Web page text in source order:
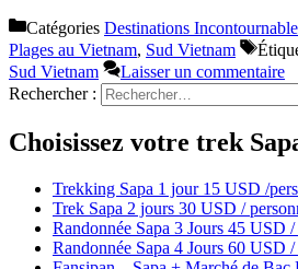
Catégories Destinations
Plages au Vietnam, Sud Vietnam
Sud Vietnam
Laisser un commentaire
Rechercher :
Choisissez votre trek
Trekking Sapa 1 jour 15 USD /
Trek Sapa 2 jours 30 USD /
Randonnée Sapa 3 Jours 45 USD /
Randonnée Sapa 4 Jours 60 USD /